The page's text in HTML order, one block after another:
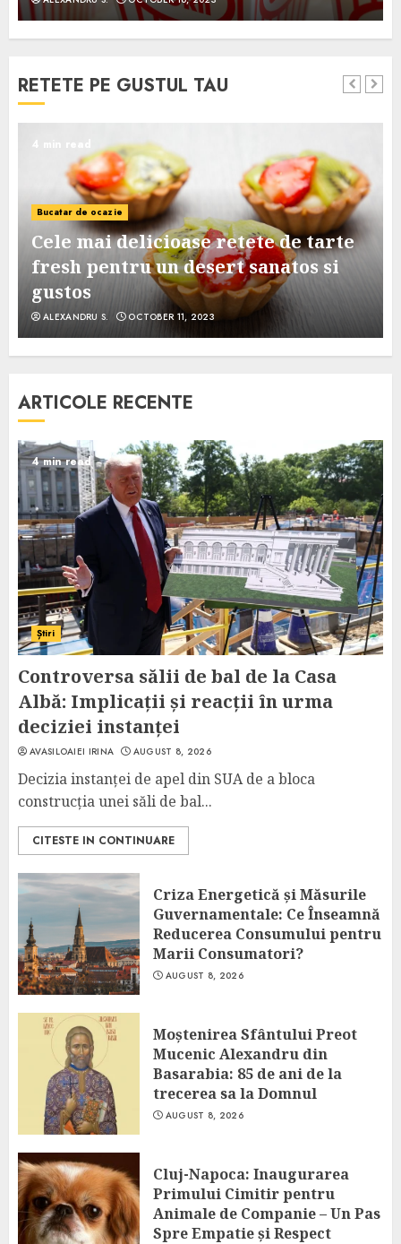
RETETE PE GUSTUL TAU
4 min read
Bucatar de ocazie
Cele mai delicioase retete de tarte
fresh pentru un desert sanatos si
gustos
ALEXANDRU S. OCTOBER 11, 2023
ARTICOLE RECENTE
4 min read
Știri
Controversa sălii de bal de la Casa
Albă: Implicații și reacții în urma
deciziei instanței
AVASILOAIEI IRINA AUGUST 8, 2026
Decizia instanței de apel din SUA de a bloca
construcția unei săli de bal...
CITESTE IN CONTINUARE
Criza Energetică și Măsurile
Guvernamentale: Ce Înseamnă
Reducerea Consumului pentru
Marii Consumatori?
AUGUST 8, 2026
Moștenirea Sfântului Preot
Mucenic Alexandru din
Basarabia: 85 de ani de la
trecerea sa la Domnul
AUGUST 8, 2026
Cluj-Napoca: Inaugurarea
Primului Cimitir pentru
Animale de Companie – Un Pas
Spre Empatie și Respect